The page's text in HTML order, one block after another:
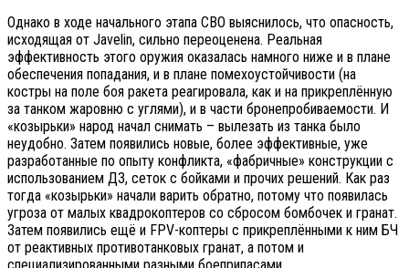
Однако в ходе начального этапа СВО выяснилось, что опасность,
исходящая от Javelin, сильно переоценена. Реальная
эффективность этого оружия оказалась намного ниже и в плане
обеспечения попадания, и в плане помехоустойчивости (на
костры на поле боя ракета реагировала, как и на прикреплённую
за танком жаровню с углями), и в части бронепробиваемости. И
«козырьки» народ начал снимать – вылезать из танка было
неудобно. Затем появились новые, более эффективные, уже
разработанные по опыту конфликта, «фабричные» конструкции с
использованием ДЗ, сеток с бойками и прочих решений. Как раз
тогда «козырьки» начали варить обратно, потому что появилась
угроза от малых квадрокоптеров со сбросом бомбочек и гранат.
Затем появились ещё и FPV-коптеры с прикреплёнными к ним БЧ
от реактивных противотанковых гранат, а потом и